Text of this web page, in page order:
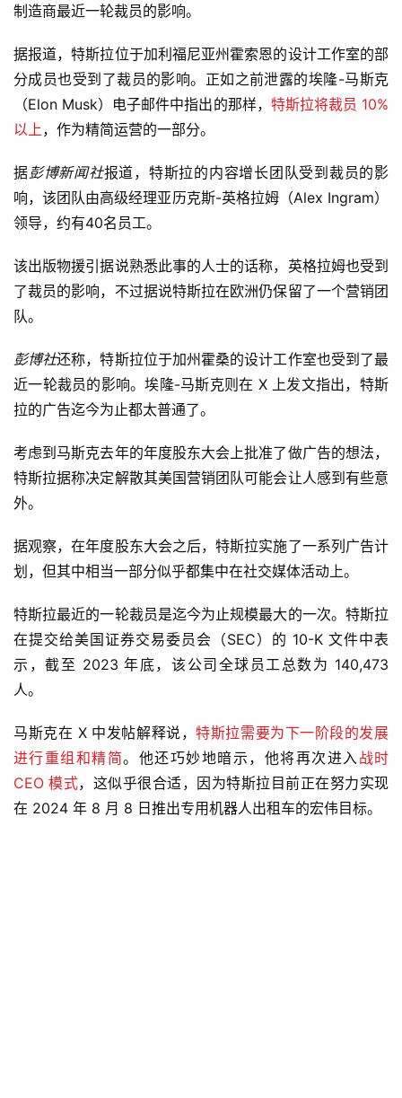
制造商最近一轮裁员的影响。
据报道，特斯拉位于加利福尼亚州霍索恩的设计工作室的部
分成员也受到了裁员的影响。正如之前泄露的埃隆-马斯克
（Elon Musk）电子邮件中指出的那样， 特斯拉将裁员 10%
以上 ，作为精简运营的一部分。
据彭博新闻社报道，特斯拉的内容增长团队受到裁员的影
响，该团队由高级经理亚历克斯-英格拉姆（Alex Ingram）
领导，约有40名员工。
该出版物援引据说熟悉此事的人士的话称，英格拉姆也受到
了裁员的影响，不过据说特斯拉在欧洲仍保留了一个营销团
队。
彭博社还称，特斯拉位于加州霍桑的设计工作室也受到了最
近一轮裁员的影响。埃隆-马斯克则在 X 上发文指出，特斯
拉的广告迄今为止都太普通了。
考虑到马斯克去年的年度股东大会上批准了做广告的想法，
特斯拉据称决定解散其美国营销团队可能会让人感到有些意
外。
据观察，在年度股东大会之后，特斯拉实施了一系列广告计
划，但其中相当一部分似乎都集中在社交媒体活动上。
特斯拉最近的一轮裁员是迄今为止规模最大的一次。特斯拉
在提交给美国证券交易委员会（SEC）的 10-K 文件中表
示，截至 2023 年底，该公司全球员工总数为 140,473
人。
马斯克在 X 中发帖解释说，特斯拉需要为下一阶段的发展
进行重组和精简。他还巧妙地暗示，他将再次进入 战时
CEO 模式，这似乎很合适，因为特斯拉目前正在努力实现
在 2024 年 8 月 8 日推出专用机器人出租车的宏伟目标。